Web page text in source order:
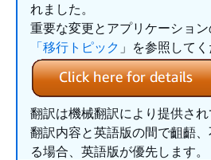
れました。
重要な変更とアプリケーション
「移行トピック 」を参照してく
翻訳は機械翻訳により提供さ
翻訳内容と英語版の間で齟齬
る場合、英語版が優先します。